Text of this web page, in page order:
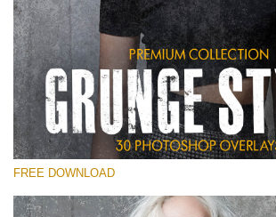
Proszę wybrać
Free Photoshop Overlay
Small 800*533px
Grunge Style
(30 Overlays)
FREE DOWNLOAD